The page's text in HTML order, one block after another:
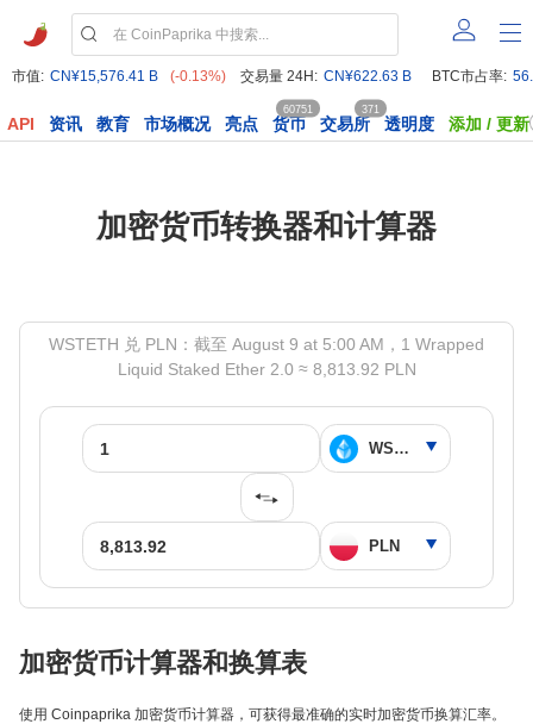
市值: CN¥15,576.41 B (-0.13%) 交易量 24H: CN¥622.63 B BTC市占率:
API 资讯 教育 市场概况 亮点 货币
60751
交易所
371
透明度 添加 / 更新
加密货币转换器和计算器
WSTETH 兑 PLN：截至 August 9 at 5:00 AM，1 Wrapped
Liquid Staked Ether 2.0 ≈ 8,813.92 PLN
加密货币计算器和换算表
使用 Coinpaprika 加密货币计算器，可获得最准确的实时加密货币换算汇率。